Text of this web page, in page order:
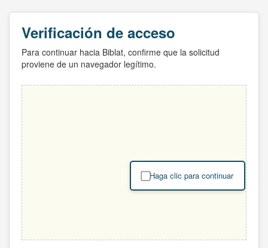
Verificación de acceso
Para continuar hacia Biblat, confirme que la solicitud
proviene de un navegador legítimo.
Haga clic para continuar